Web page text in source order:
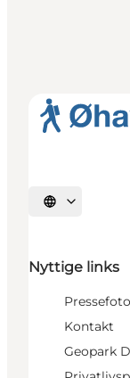
Vælg sprog
Nyttige links
Pressefoto
Kontakt
Geopark